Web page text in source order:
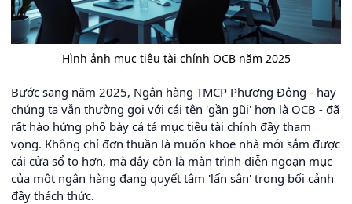
Hình ảnh mục tiêu tài chính OCB năm 2025
Bước sang năm 2025, Ngân hàng TMCP Phương Đông - hay
chúng ta vẫn thường gọi với cái tên 'gần gũi' hơn là OCB - đã
rất hào hứng phô bày cả tá mục tiêu tài chính đầy tham
vọng. Không chỉ đơn thuần là muốn khoe nhà mới sắm được
cái cửa sổ to hơn, mà đây còn là màn trình diễn ngoạn mục
của một ngân hàng đang quyết tâm 'lấn sân' trong bối cảnh
đầy thách thức.